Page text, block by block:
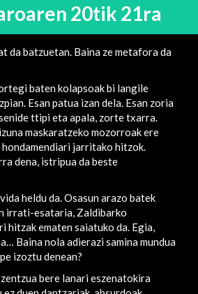
20tik 21ra
da batzuetan. Baina ze metafora da
baten kolapsoak bi langile
Esan patua izan dela. Esan zoria
ttipi eta apala, zorte txarra.
maskaratzeko mozorroak ere
hondamendiari jarritako hitzok.
dena, istripua da beste
heldu da. Osasun arazo batek
irrati-esataria, Zaldibarko
hitzak ematen saiatuko da. Egia,
Baina nola adierazi samina mundua
izoztu denean?
bere lanari eszenatokira